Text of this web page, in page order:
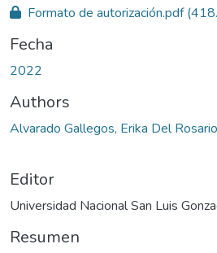
Formato de autorización.pdf
Fecha
2022
Authors
Alvarado Gallegos, Erika Del Rosario
Editor
Universidad Nacional San Luis
Resumen